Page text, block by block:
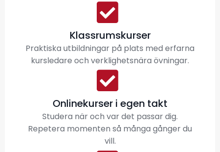
Klassrumskurser
Praktiska utbildningar på plats med erfarna
kursledare och verklighetsnära övningar.
Onlinekurser i egen takt
Studera när och var det passar dig.
Repetera momenten så många gånger du
vill.